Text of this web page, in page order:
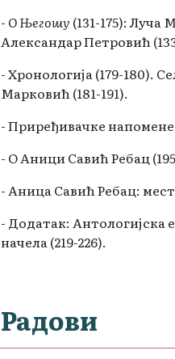
- О Његошу (131-175):
Александар Петровић
- Хронологија (179-180).
Марковић (181-191).
- Приређивачке напомене
- О Аници Савић Ребац
- Аница Савић Ребац:
- Додатак: Антологијска
начела (219-226).
Радови